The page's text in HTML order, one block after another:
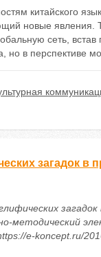
китайского
новые
сеть,
но в перспективе
загадок в
загадок
методический
e-koncept.ru/